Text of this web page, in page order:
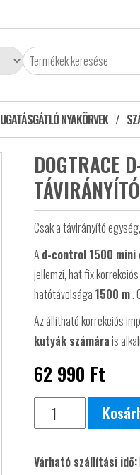
UGATÁSGÁTLÓ NYAKÖRVEK
DOGTRACE
Csak a távirányító
A d-control 1500
jellemzi, hat fix
hatótávolsága 1500 m.
Az állítható korrekciós
kutyák számárais
62 990 Ft
Dogtrace
D-
1500
Várható szállítási idő: